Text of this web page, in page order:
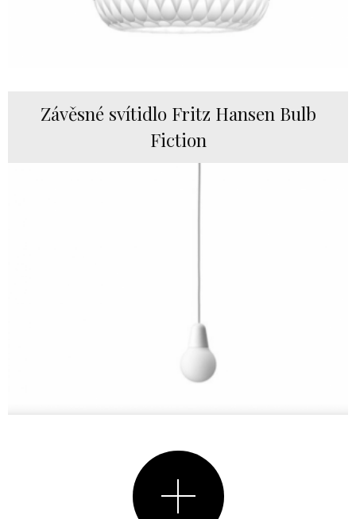
Závěsné svítidlo Fritz Hansen Bulb
Fiction